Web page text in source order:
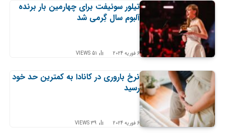
تیلور سوئیفت برای چهارمین بار برنده
آلبوم سال گِرمی شد
6 فوریه 2024 51
VIEWS
نرخ باروری در کانادا به کمترین حد خود
رسید
6 فوریه 2024 39
VIEWS